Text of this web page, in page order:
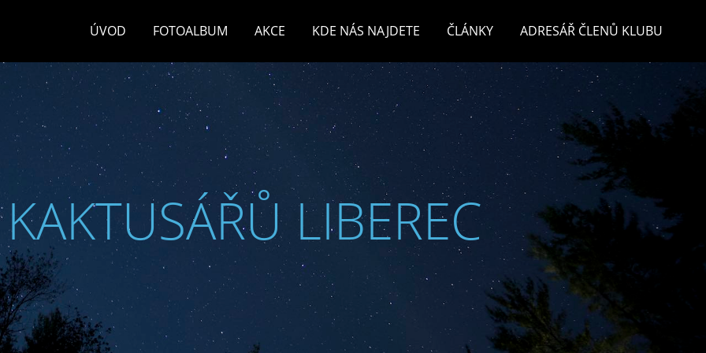
ÚVOD FOTOALBUM AKCE KDE NÁS NAJDETE ČLÁNKY ADRESÁŘ ČLENŮ KLUBU
LIBEREC